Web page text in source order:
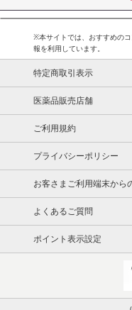
■その他共通および商品カ
さい）
こちらの
※本サイトでは、おすすめの
報を利用しています。
特定商取引表示
医薬品販売店舗
ご利用規約
プライバシーポリシー
お客さまご利用端末から
よくあるご質問
ポイント表示設定